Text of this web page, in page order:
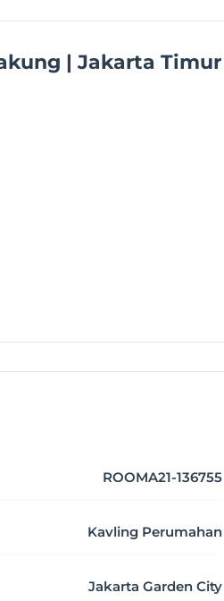
| Jakarta Timur
ROOMA21-136755
Kavling Perumahan
Jakarta Garden City